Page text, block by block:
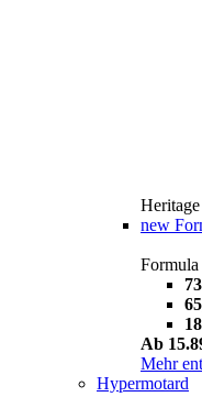
Heritage
new
Formula
Ab
Mehr
Hypermotard